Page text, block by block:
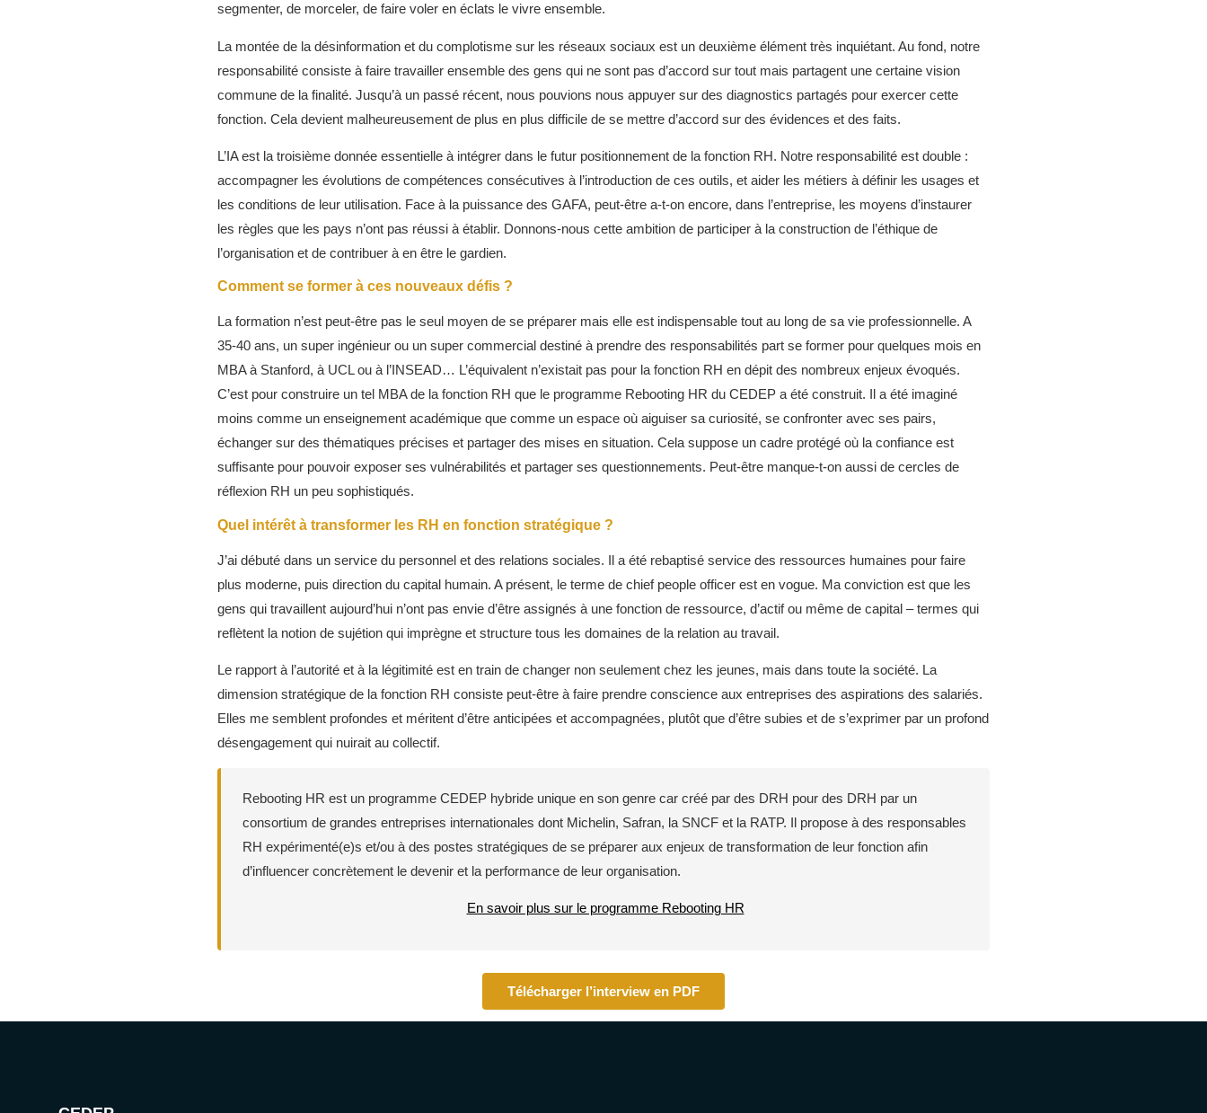
segmenter, de morceler, de faire voler en éclats le vivre ensemble.
La montée de la désinformation et du complotisme sur les réseaux sociaux est un deuxième élément très inquiétant. Au fond, notre
responsabilité consiste à faire travailler ensemble des gens qui ne sont pas d’accord sur tout mais partagent une certaine vision
commune de la finalité. Jusqu’à un passé récent, nous pouvions nous appuyer sur des diagnostics partagés pour exercer cette
fonction. Cela devient malheureusement de plus en plus difficile de se mettre d’accord sur des évidences et des faits.
L’IA est la troisième donnée essentielle à intégrer dans le futur positionnement de la fonction RH. Notre responsabilité est double :
accompagner les évolutions de compétences consécutives à l’introduction de ces outils, et aider les métiers à définir les usages et
les conditions de leur utilisation. Face à la puissance des GAFA, peut-être a-t-on encore, dans l’entreprise, les moyens d’instaurer
les règles que les pays n’ont pas réussi à établir. Donnons-nous cette ambition de participer à la construction de l’éthique de
l’organisation et de contribuer à en être le gardien.
Comment se former à ces nouveaux défis ?
La formation n’est peut-être pas le seul moyen de se préparer mais elle est indispensable tout au long de sa vie professionnelle. A
35-40 ans, un super ingénieur ou un super commercial destiné à prendre des responsabilités part se former pour quelques mois en
MBA à Stanford, à UCL ou à l’INSEAD… L’équivalent n’existait pas pour la fonction RH en dépit des nombreux enjeux évoqués.
C’est pour construire un tel MBA de la fonction RH que le programme Rebooting HR du CEDEP a été construit. Il a été imaginé
moins comme un enseignement académique que comme un espace où aiguiser sa curiosité, se confronter avec ses pairs,
échanger sur des thématiques précises et partager des mises en situation. Cela suppose un cadre protégé où la confiance est
suffisante pour pouvoir exposer ses vulnérabilités et partager ses questionnements. Peut-être manque-t-on aussi de cercles de
réflexion RH un peu sophistiqués.
Quel intérêt à transformer les RH en fonction stratégique ?
J’ai débuté dans un service du personnel et des relations sociales. Il a été rebaptisé service des ressources humaines pour faire
plus moderne, puis direction du capital humain. A présent, le terme de chief people officer est en vogue. Ma conviction est que les
gens qui travaillent aujourd’hui n’ont pas envie d’être assignés à une fonction de ressource, d’actif ou même de capital – termes qui
reflètent la notion de sujétion qui imprègne et structure tous les domaines de la relation au travail.
Le rapport à l’autorité et à la légitimité est en train de changer non seulement chez les jeunes, mais dans toute la société. La
dimension stratégique de la fonction RH consiste peut-être à faire prendre conscience aux entreprises des aspirations des salariés.
Elles me semblent profondes et méritent d’être anticipées et accompagnées, plutôt que d’être subies et de s’exprimer par un profond
désengagement qui nuirait au collectif.
Rebooting HR est un programme CEDEP hybride unique en son genre car créé par des DRH pour des DRH par un
consortium de grandes entreprises internationales dont Michelin, Safran, la SNCF et la RATP. Il propose à des responsables
RH expérimenté(e)s et/ou à des postes stratégiques de se préparer aux enjeux de transformation de leur fonction afin
d’influencer concrètement le devenir et la performance de leur organisation.
En savoir plus sur le programme Rebooting HR
Télécharger l’interview en PDF